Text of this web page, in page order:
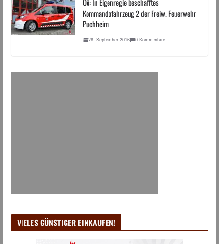
Oö: In Eigenregie beschafftes
Kommandofahrzeug 2 der Freiw. Feuerwehr
Puchheim
26. September 2016 0 Kommentare
VIELES GÜNSTIGER EINKAUFEN!